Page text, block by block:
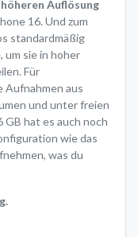
Auflösung
16. Und zum
standardmäßig
um sie in hoher
Für
Aufnahmen aus
und unter freien
GB hat es auch noch
wie das
was du